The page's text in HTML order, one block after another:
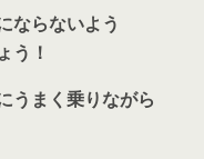
ならないよう
う！
うまく乗りながら